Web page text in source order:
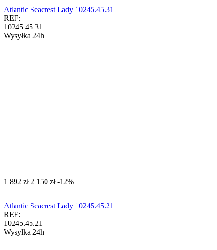
Atlantic Seacrest Lady 10245.45.31
REF:
10245.45.31
Wysyłka 24h
‍1 892‍ zł ‍2 150‍ zł -12%
Atlantic Seacrest Lady 10245.45.21
REF:
10245.45.21
Wysyłka 24h